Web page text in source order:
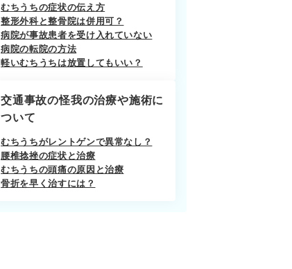
むちうちの症状の伝え方
整形外科と整骨院は併用可？
病院が事故患者を受け入れていない
病院の転院の方法
軽いむちうちは放置してもいい？
交通事故の怪我の治療や施術に
ついて
むちうちがレントゲンで異常なし？
腰椎捻挫の症状と治療
むちうちの頭痛の原因と治療
骨折を早く治すには？